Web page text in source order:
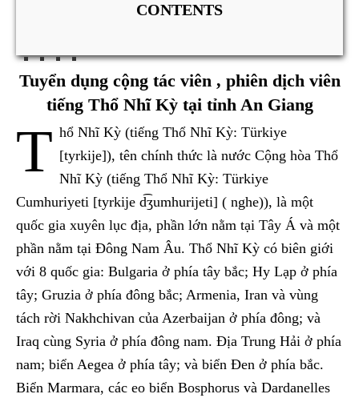
CONTENTS
Tuyển dụng cộng tác viên , phiên dịch viên
tiếng Thổ Nhĩ Kỳ tại tỉnh An Giang
T hổ Nhĩ Kỳ (tiếng Thổ Nhĩ Kỳ: Türkiye
[tyrkije]), tên chính thức là nước Cộng hòa Thổ
Nhĩ Kỳ (tiếng Thổ Nhĩ Kỳ: Türkiye
Cumhuriyeti [tyrkije d͡ʒumhurijeti] ( nghe)), là một
quốc gia xuyên lục địa, phần lớn nằm tại Tây Á và một
phần nằm tại Đông Nam Âu. Thổ Nhĩ Kỳ có biên giới
với 8 quốc gia: Bulgaria ở phía tây bắc; Hy Lạp ở phía
tây; Gruzia ở phía đông bắc; Armenia, Iran và vùng
tách rời Nakhchivan của Azerbaijan ở phía đông; và
Iraq cùng Syria ở phía đông nam. Địa Trung Hải ở phía
nam; biển Aegea ở phía tây; và biển Đen ở phía bắc.
Biển Marmara, các eo biển Bosphorus và Dardanelles